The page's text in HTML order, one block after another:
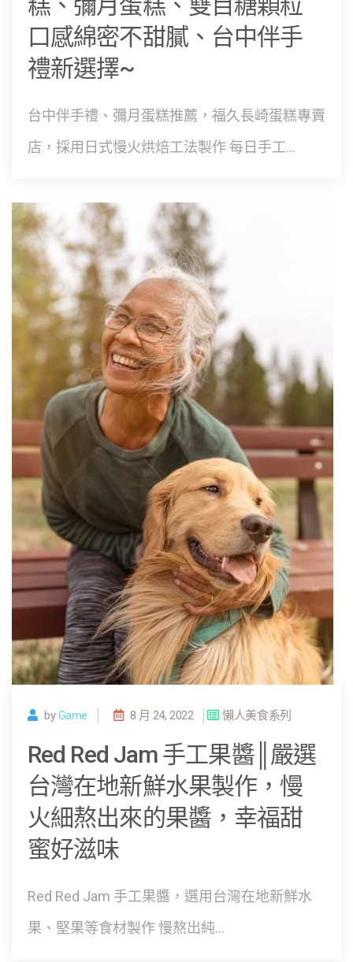
口感綿密不甜膩、台中伴手
禮新選擇~
台中伴手禮、彌月蛋糕推薦，福久長崎蛋糕專賣
店，採用日式慢火烘焙工法製作 每日手工...
byGame 8 月 24, 2022 懶人美食系列
Red Red Jam 手工果醬║嚴選
台灣在地新鮮水果製作，慢
火細熬出來的果醬，幸福甜
蜜好滋味
Red Red Jam 手工果醬，選用台灣在地新鮮水
果、堅果等食材製作 慢熬出純...